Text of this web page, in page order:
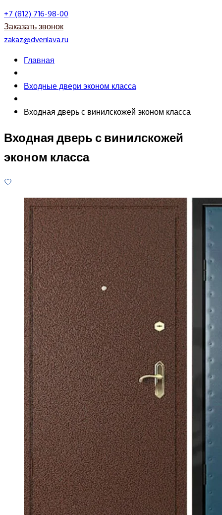
+7 (812) 716-98-00
Заказать звонок
zakaz@dverilava.ru
Главная
Входные двери эконом класса
Входная дверь с винилскожей эконом класса
Входная дверь с винилскожей
эконом класса